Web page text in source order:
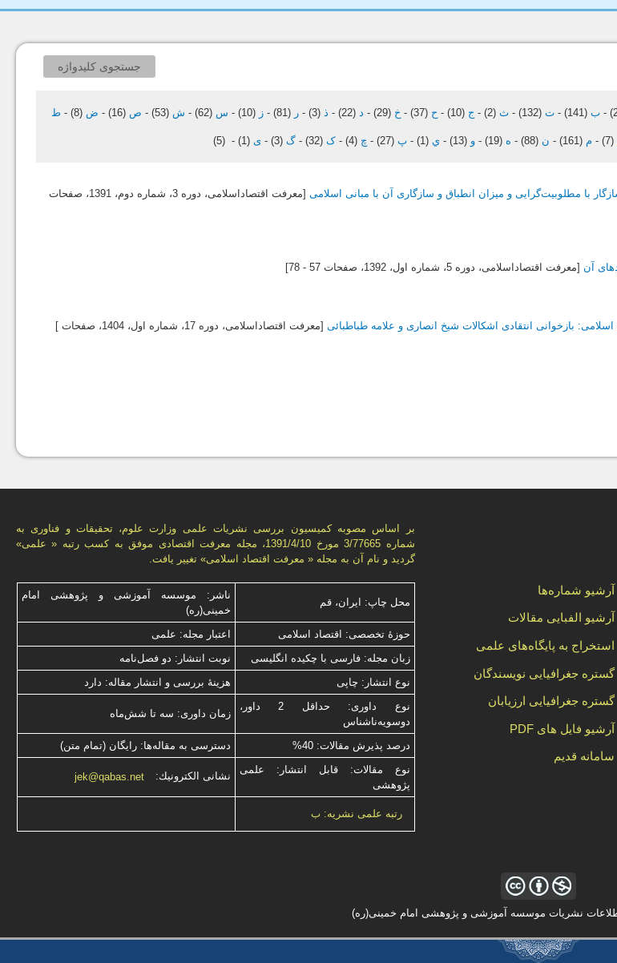
جستجوی کلیدواژه
- ب(141)
- ت(132)
- ث(2)
- ج (10)
- ح (37)
- خ (29)
- د(22)
- ذ(3)
- ر (81)
- ز (10)
- س (62)
- ش (53)
- ص (16)
- ض (8)
- ط
(7)
- م (161)
- ن (88)
- ه (19)
- و (13)
- ي(1)
- پ(27)
- چ (4)
- ک(32)
- گ(3)
- ی(1)
-
(5)
با مطلوبیت‌گرایی و میزان انطباق و سازگاری آن با مبانی اسلامی[معرفت اقتصاداسلامی، دوره 3، شماره دوم، 1391، صفحات
آن [معرفت اقتصاداسلامی، دوره 5، شماره اول، 1392، صفحات 57 - 78]
بازخوانی انتقادی اشکالات شیخ انصاری و علامه طباطبائی[معرفت اقتصاداسلامی، دوره 17، شماره اول، 1404، صفحات ]
بر اساس مصوبه کمیسیون بررسی نشریات علمی وزارت علوم، تحقیقات و فناوری به
شماره 3/77665 مورخ 1391/4/10، مجله معرفت اقتصادی موفق به کسب رتبه « علمی»
گردید و نام آن به مجله « معرفت اقتصاد اسلامی» تغییر یافت.
محل چاپ: ایران، قم
ناشر: موسسه آموزشی و پژوهشی امام
خمینی(ره)
حوزۀ تخصصی: اقتصاد اسلامی
اعتبار مجله: علمی
زبان مجله: فارسی با چكیده انگلیسی
نوبت انتشار: دو فصل‌نامه
نوع انتشار: چاپی
هزینۀ بررسی و انتشار مقاله: دارد
نوع داوری: حداقل 2 داور،
دوسویه‌ناشناس
زمان داوری: سه تا شش‌ماه
درصد پذیرش مقالات: 40%
دسترسی به مقاله‌ها: رایگان (تمام متن)
نوع مقالات: قابل انتشار: علمی
پژوهشی
نشانی الكترونیك: jek@qabas.net
رتبه علمی نشریه: ب
آرشیو شماره‌ها
آرشیو الفبایی مقالات
استخراج به پایگاه‌های علمی
گستره جغرافیایی نویسندگان
گستره جغرافیایی ارزیابان
آرشیو فایل های PDF
سامانه قدیم
نشریات موسسه آموزشی و پژوهشی امام خمینی(ره)